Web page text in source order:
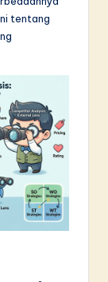
tentang